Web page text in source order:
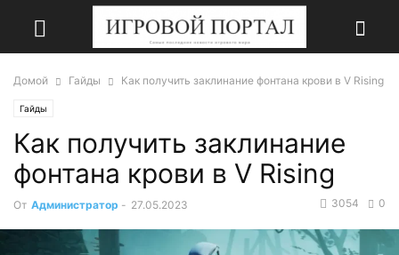
Домой Гайды Как получить заклинание фонтана крови в V Rising
Гайды
Как получить заклинание
фонтана крови в V Rising
От Администратор - 27.05.2023 0
3054